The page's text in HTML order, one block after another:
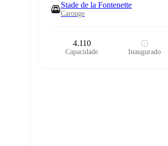
Stade de la Fontenette
Carouge
4.110
Capacidade Inaugurado